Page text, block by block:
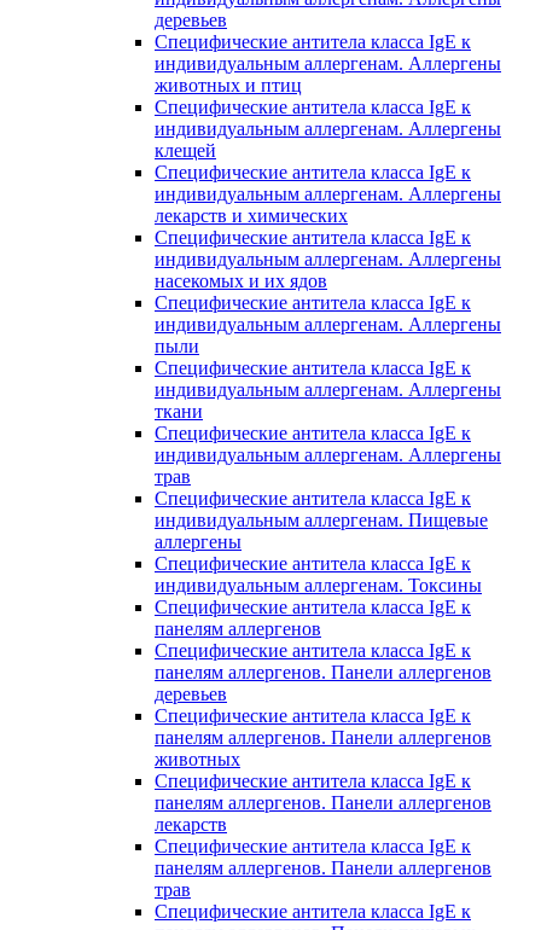
деревьев
Специфические антитела класса IgE к
индивидуальным аллергенам. Аллергены
животных и птиц
Специфические антитела класса IgE к
индивидуальным аллергенам. Аллергены
клещей
Специфические антитела класса IgE к
индивидуальным аллергенам. Аллергены
лекарств и химических
Специфические антитела класса IgE к
индивидуальным аллергенам. Аллергены
насекомых и их ядов
Специфические антитела класса IgE к
индивидуальным аллергенам. Аллергены
пыли
Специфические антитела класса IgE к
индивидуальным аллергенам. Аллергены
ткани
Специфические антитела класса IgE к
индивидуальным аллергенам. Аллергены
трав
Специфические антитела класса IgE к
индивидуальным аллергенам. Пищевые
аллергены
Специфические антитела класса IgE к
индивидуальным аллергенам. Токсины
Специфические антитела класса IgE к
панелям аллергенов
Специфические антитела класса IgE к
панелям аллергенов. Панели аллергенов
деревьев
Специфические антитела класса IgE к
панелям аллергенов. Панели аллергенов
животных
Специфические антитела класса IgE к
панелям аллергенов. Панели аллергенов
лекарств
Специфические антитела класса IgE к
панелям аллергенов. Панели аллергенов
трав
Специфические антитела класса IgE к